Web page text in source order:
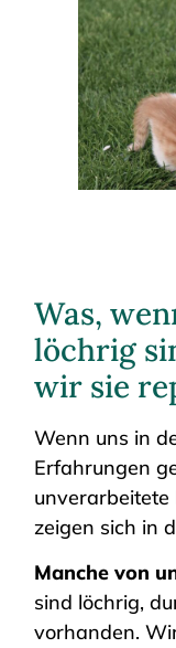
Was,
löchrig
wir sie
Wenn uns in
Erfahrungen
zeigen sich in
Manche von
sind löchrig,
vorhanden.